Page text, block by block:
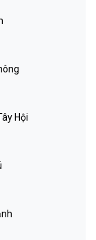
Hội